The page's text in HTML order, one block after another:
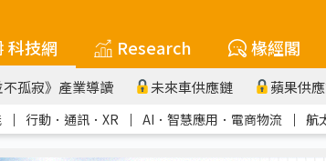
科技網 Research 椽經閣
不孤寂》產業導讀 未來車供應鏈 蘋果供
｜ 行動．通訊．XR ｜ AI．智慧應用．電商物流 ｜ 航